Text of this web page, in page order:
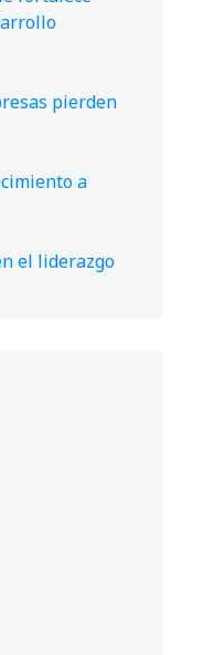
pierden
a
el liderazgo